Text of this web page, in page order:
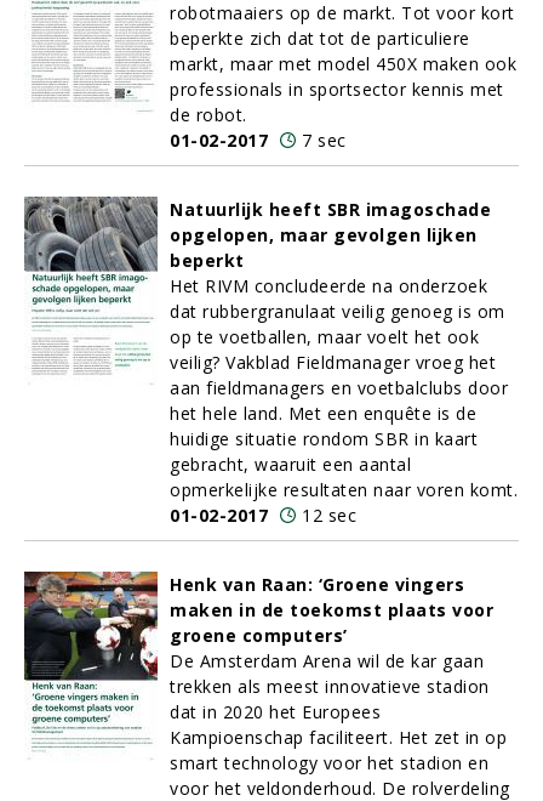
robotmaaiers op de markt. Tot voor kort
beperkte zich dat tot de particuliere
markt, maar met model 450X maken ook
professionals in sportsector kennis met
de robot.
01-02-2017
7 sec
Natuurlijk heeft SBR imagoschade
opgelopen, maar gevolgen lijken
beperkt
Het RIVM concludeerde na onderzoek
dat rubbergranulaat veilig genoeg is om
op te voetballen, maar voelt het ook
veilig? Vakblad Fieldmanager vroeg het
aan fieldmanagers en voetbalclubs door
het hele land. Met een enquête is de
huidige situatie rondom SBR in kaart
gebracht, waaruit een aantal
opmerkelijke resultaten naar voren komt.
01-02-2017
12 sec
Henk van Raan: ‘Groene vingers
maken in de toekomst plaats voor
groene computers’
De Amsterdam Arena wil de kar gaan
trekken als meest innovatieve stadion
dat in 2020 het Europees
Kampioenschap faciliteert. Het zet in op
smart technology voor het stadion en
voor het veldonderhoud. De rolverdeling